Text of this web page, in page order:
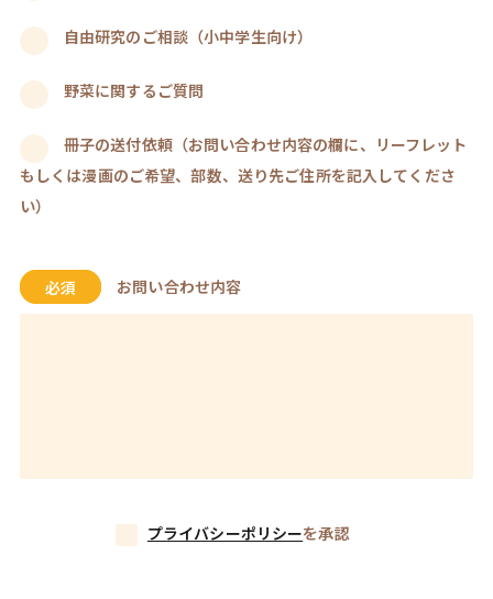
自由研究のご相談（小中学生向け）
野菜に関するご質問
冊子の送付依頼（お問い合わせ内容の欄に、リーフレット
もしくは漫画のご希望、部数、送り先ご住所を記入してくださ
い）
必須 お問い合わせ内容
プライバシーポリシーを承認